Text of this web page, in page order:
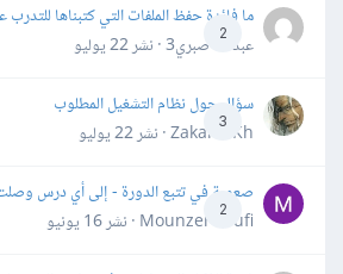
2
ما فائدة حفظ الملفات التي كتبناها
عبدالله صبري3 · نشر
22 يوليو
3
سؤال حول نظام التشغيل المطلوب
Zakaria Kh · نشر
22 يوليو
2
صعوبة في تتبع الدورة - إلى أي درس
Mounzer Soufi · نشر
16 يونيو